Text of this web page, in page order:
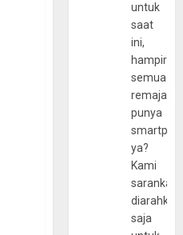
untuk
saat
ini,
hampir
semua
remaja
punya
ya?
Kami
sarankan,
diarahkan
saja